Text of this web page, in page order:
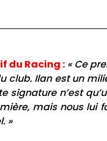
du Racing : « Ce
club. Ilan est un
signature n’est
mais nous lui
»